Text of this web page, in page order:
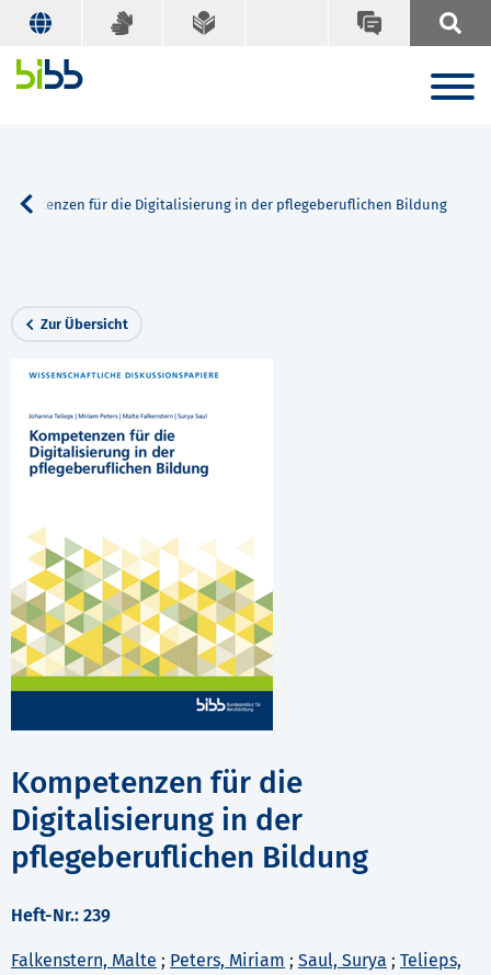
für die Digitalisierung in der pflegeberuflichen Bildung
Zur Übersicht
Kompetenzen für die
Digitalisierung in der
pflegeberuflichen Bildung
Heft-Nr.: 239
Falkenstern, Malte ; Peters, Miriam ; Saul, Surya ; Telieps,